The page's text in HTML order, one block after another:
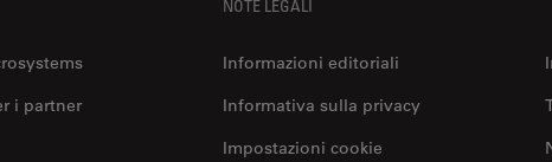
i partner
NOTE LEGALI
Informazioni editoriali
Informativa sulla privacy
Impostazioni cookie